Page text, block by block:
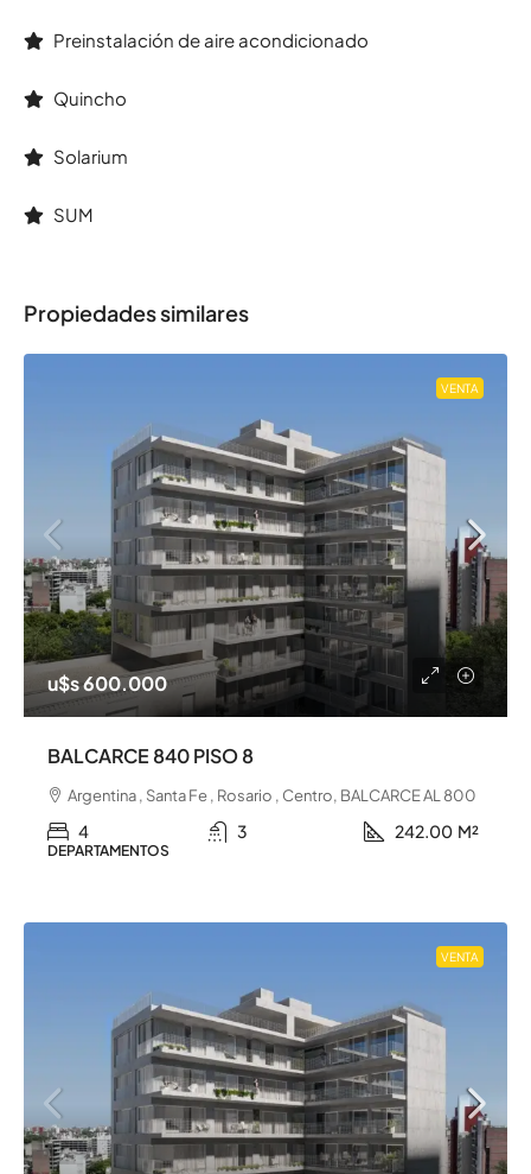
Preinstalación de aire acondicionado
Quincho
Solarium
SUM
Propiedades similares
VENTA
u$s 600.000
BALCARCE 840 PISO 8
Argentina , Santa Fe , Rosario , Centro, BALCARCE AL 800
4 3 242.00 M²
DEPARTAMENTOS
VENTA